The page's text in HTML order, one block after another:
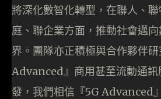
將深化數智化轉型，在聯人、
庭、聯企業方面，推動社會邁
界。團隊亦正積極與合作夥伴
Advanced』商用甚至流動通訊
發，我們相信『5G Advanced